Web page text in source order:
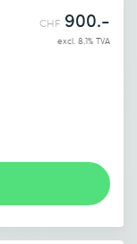
CHF 900.-
excl. 8.1% TVA